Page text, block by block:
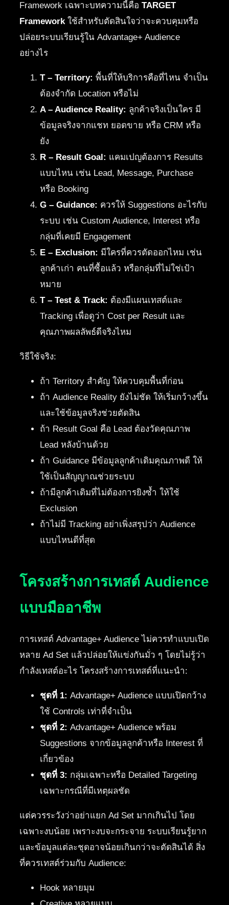
Framework เฉพาะบทความนี้คือ TARGET
Frameworkใช้สำหรับตัดสินใจว่าจะควบคุมหรือ
ปล่อยระบบเรียนรู้ใน Advantage+ Audience
อย่างไร
T – Territory: พื้นที่ให้บริการคือที่ไหน จำเป็น
ต้องจำกัด Location หรือไม่
A – Audience Reality: ลูกค้าจริงเป็นใคร มี
ข้อมูลจริงจากแชท ยอดขาย หรือ CRM หรือ
ยัง
R – Result Goal: แคมเปญต้องการ Results
แบบไหน เช่น Lead, Message, Purchase
หรือ Booking
G – Guidance: ควรให้ Suggestions อะไรกับ
ระบบ เช่น Custom Audience, Interest หรือ
กลุ่มที่เคยมี Engagement
E – Exclusion: มีใครที่ควรตัดออกไหม เช่น
ลูกค้าเก่า คนที่ซื้อแล้ว หรือกลุ่มที่ไม่ใช่เป้า
หมาย
T – Test & Track: ต้องมีแผนเทสต์และ
Tracking เพื่อดูว่า Cost per Result และ
คุณภาพผลลัพธ์ดีจริงไหม
วิธีใช้จริง:
ถ้า Territory สำคัญ ให้ควบคุมพื้นที่ก่อน
ถ้า Audience Reality ยังไม่ชัด ให้เริ่มกว้างขึ้น
และใช้ข้อมูลจริงช่วยตัดสิน
ถ้า Result Goal คือ Lead ต้องวัดคุณภาพ
Lead หลังบ้านด้วย
ถ้า Guidance มีข้อมูลลูกค้าเดิมคุณภาพดี ให้
ใช้เป็นสัญญาณช่วยระบบ
ถ้ามีลูกค้าเดิมที่ไม่ต้องการยิงซ้ำ ให้ใช้
Exclusion
ถ้าไม่มี Tracking อย่าเพิ่งสรุปว่า Audience
แบบไหนดีที่สุด
โครงสร้างการเทสต์ Audience
แบบมืออาชีพ
การเทสต์ Advantage+ Audience ไม่ควรทำแบบเปิด
หลาย Ad Set แล้วปล่อยให้แข่งกันมั่ว ๆ โดยไม่รู้ว่า
กำลังเทสต์อะไร โครงสร้างการเทสต์ที่แนะนำ:
ชุดที่ 1: Advantage+ Audience แบบเปิดกว้าง
ใช้ Controls เท่าที่จำเป็น
ชุดที่ 2: Advantage+ Audience พร้อม
Suggestions จากข้อมูลลูกค้าหรือ Interest ที่
เกี่ยวข้อง
ชุดที่ 3: กลุ่มเฉพาะหรือ Detailed Targeting
เฉพาะกรณีที่มีเหตุผลชัด
แต่ควรระวังว่าอย่าแยก Ad Set มากเกินไป โดย
เฉพาะงบน้อย เพราะงบจะกระจาย ระบบเรียนรู้ยาก
และข้อมูลแต่ละชุดอาจน้อยเกินกว่าจะตัดสินได้ สิ่ง
ที่ควรเทสต์ร่วมกับ Audience:
Hook หลายมุม